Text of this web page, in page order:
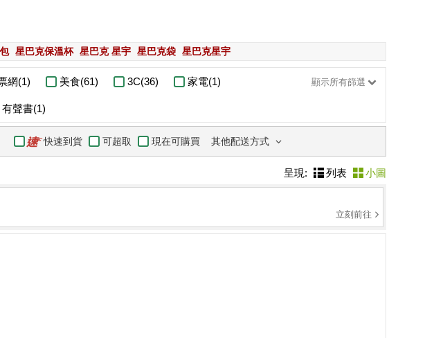
星巴克保溫杯 星巴克 星宇 星巴克袋 星巴克星宇
網(1) 美食(61) 3C(36) 家電(1)
有聲書(1)
顯示所有篩選
快速到貨 可超取 現在可購買 其他配送方式
呈現: 列表 小圖
立刻前往